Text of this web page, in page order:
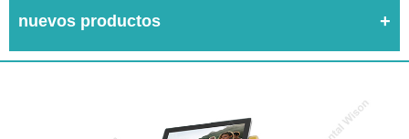
nuevos productos